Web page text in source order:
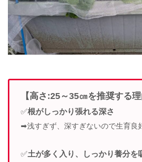
【高さ:25～35㎝を推奨する理
✅根がしっかり張れる深さ
➡浅すぎず、深すぎないので生育良
✅土が多く入り、しっかり養分を